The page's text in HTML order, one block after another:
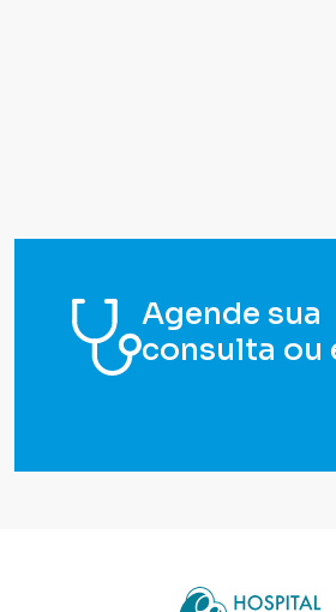
Agende sua
consulta ou